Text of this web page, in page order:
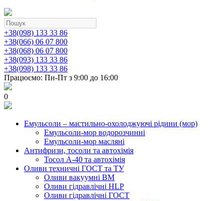
+38(098) 133 33 86
+38(066) 06 07 800
+38(068) 06 07 800
+38(093) 133 33 86
+38(098) 133 33 86
Працюємо: Пн-Пт з 9:00 до 16:00
0
Емульсоли – мастильно-охолоджуючі рідини (мор)
Емульсоли-мор водорозчинні
Емульсоли-мор масляні
Антифризи, тосоли та автохімія
Тосол А-40 та автохімія
Оливи техничні ГОСТ та ТУ
Оливи вакуумні ВМ
Оливи гідравлічні HLP
Оливи гідравлічні ГОСТ